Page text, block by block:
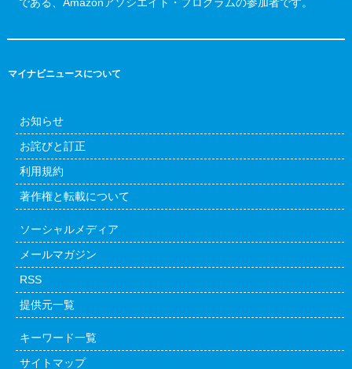
マイナビニュースについて
お知らせ
お詫びと訂正
利用規約
著作権と転載について
ソーシャルメディア
メールマガジン
RSS
提供元一覧
キーワード一覧
サイトマップ